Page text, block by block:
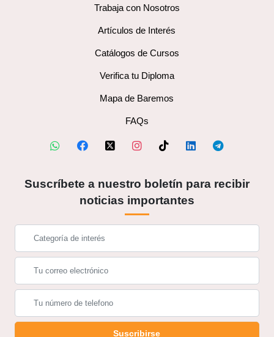
Trabaja con Nosotros
Artículos de Interés
Catálogos de Cursos
Verifica tu Diploma
Mapa de Baremos
FAQs
Suscríbete a nuestro boletín para recibir
noticias importantes
Suscribirse